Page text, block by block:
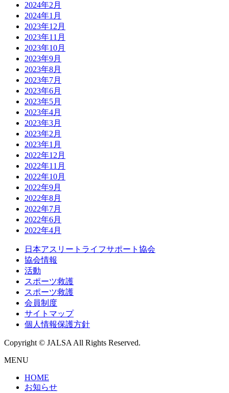
2024年2月
2024年1月
2023年12月
2023年11月
2023年10月
2023年9月
2023年8月
2023年7月
2023年6月
2023年5月
2023年4月
2023年3月
2023年2月
2023年1月
2022年12月
2022年11月
2022年10月
2022年9月
2022年8月
2022年7月
2022年6月
2022年4月
日本アスリートライフサポート協会
協会情報
活動
スポーツ救護
スポーツ救護
会員制度
サイトマップ
個人情報保護方針
Copyright © JALSA All Rights Reserved.
MENU
HOME
お知らせ